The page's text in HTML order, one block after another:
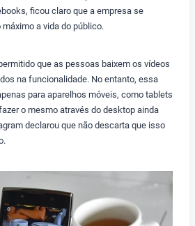
ficou claro que a empresa se
a vida do público.
que as pessoas baixem os vídeos
na funcionalidade. No entanto, essa
para aparelhos móveis, como tablets
o mesmo através do desktop ainda
declarou que não descarta que isso